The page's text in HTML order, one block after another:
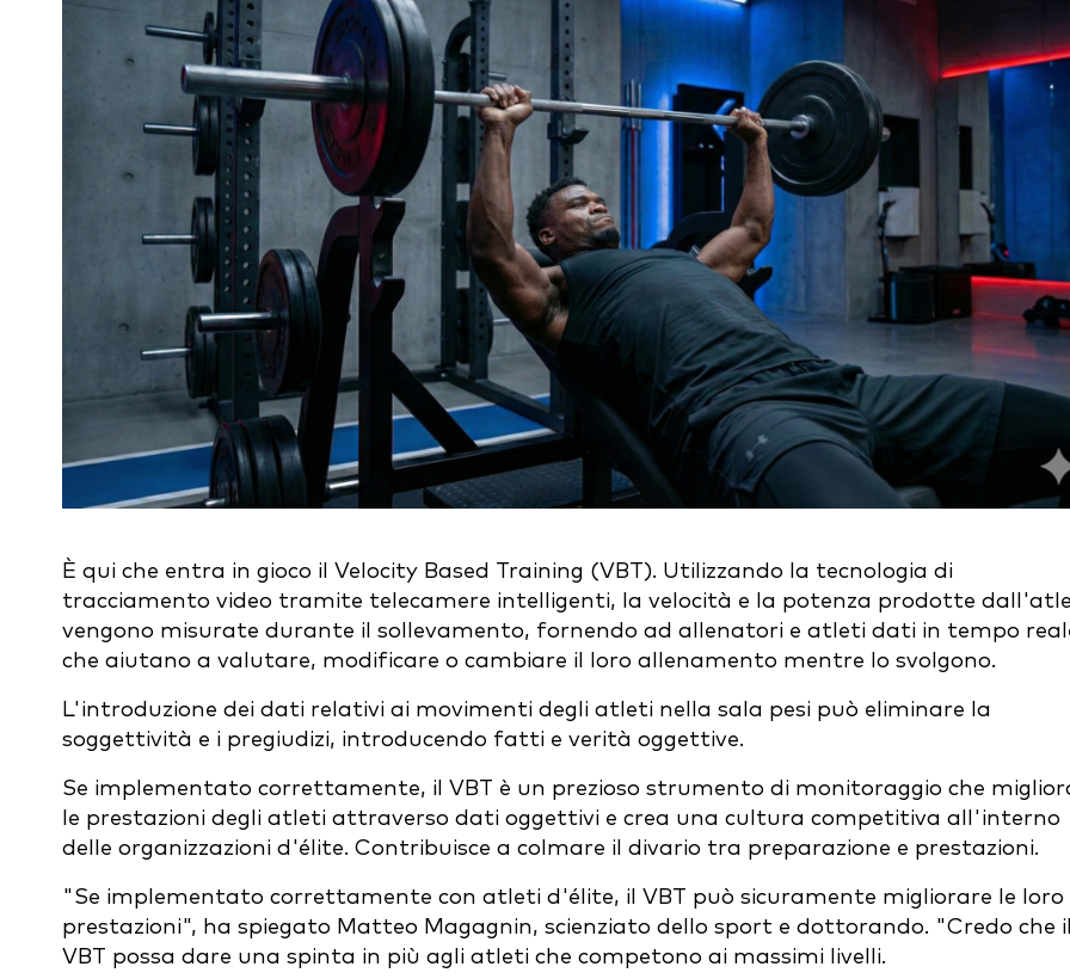
È qui che entra in gioco il Velocity Based Training (VBT). Utilizzando la tecnologia di
tracciamento video tramite telecamere intelligenti, la velocità e la potenza prodotte
vengono misurate durante il sollevamento, fornendo ad allenatori e atleti dati in tempo
che aiutano a valutare, modificare o cambiare il loro allenamento mentre lo svolgono.
L'introduzione dei dati relativi ai movimenti degli atleti nella sala pesi può eliminare la
soggettività e i pregiudizi, introducendo fatti e verità oggettive.
Se implementato correttamente, il VBT è un prezioso strumento di monitoraggio che
le prestazioni degli atleti attraverso dati oggettivi e crea una cultura competitiva all'interno
delle organizzazioni d'élite. Contribuisce a colmare il divario tra preparazione e prestazioni.
"Se implementato correttamente con atleti d'élite, il VBT può sicuramente migliorare le loro
prestazioni", ha spiegato Matteo Magagnin, scienziato dello sport e dottorando. "Credo che il
VBT possa dare una spinta in più agli atleti che competono ai massimi livelli.